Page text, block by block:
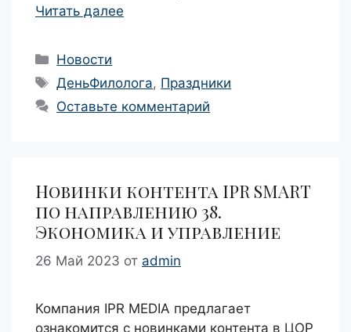
Читать далее
Рубрики
Новости
Метки
ДеньФилолога, Праздники
Оставьте комментарий
Новинки контента IPR SMART
по направлению 38.
Экономика и управление
26 Май 2023 от admin
Компания IPR MEDIA предлагает
ознакомится с новинками контента в ЦОР